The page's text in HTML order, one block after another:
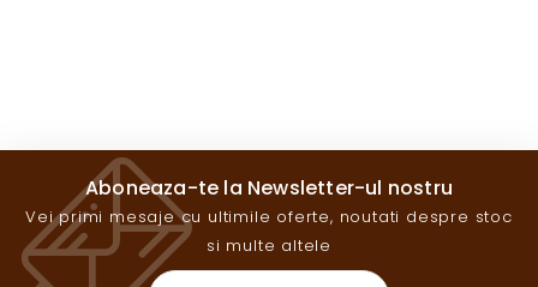
Aboneaza-te la Newsletter-ul nostru
Vei primi mesaje cu ultimile oferte, noutati despre stoc
si multe altele